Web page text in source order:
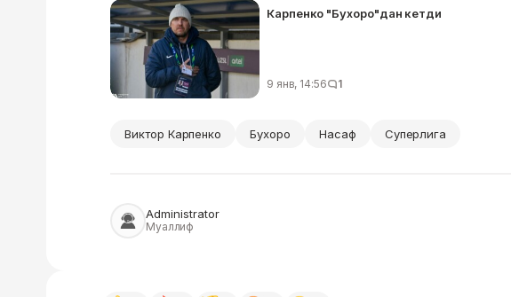
Карпенко "Бухоро"дан кетди
9 янв, 14:56 1
Виктор Карпенко Бухоро Насаф Суперлига
Administrator
Муаллиф